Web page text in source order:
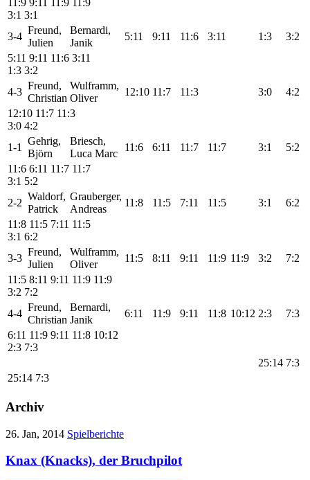
11:9 9:11 11:9
11:9
3:1 3:1
3-4
Freund,
Julien
Bernardi,
Janik
5:11 9:11 11:6 3:11 1:3
3:2
5:11 9:11 11:6 3:11
1:3 3:2
4-3
Freund,
Christian
Wulframm,
Oliver
12:10 11:7 11:3 3:0
4:2
12:10 11:7 11:3
3:0 4:2
1-1
Gehrig,
Björn
Briesch,
Luca Marc
11:6 6:11 11:7 11:7 3:1
5:2
11:6 6:11 11:7 11:7
3:1 5:2
2-2
Waldorf,
Patrick
Grauberger,
Andreas
11:8 11:5 7:11 11:5 3:1
6:2
11:8 11:5 7:11 11:5
3:1 6:2
3-3
Freund,
Julien
Wulframm,
Oliver
11:5 8:11 9:11 11:9 11:9 3:2
7:2
11:5 8:11 9:11 11:9 11:9
3:2 7:2
4-4
Freund,
Christian
Bernardi,
Janik
6:11 11:9 9:11 11:8 10:12 2:3
7:3
6:11 11:9 9:11 11:8 10:12
2:3 7:3
25:14 7:3
25:14 7:3
Archiv
26. Jan, 2014 Spielberichte
Knax (Knacks), der Bruchpilot